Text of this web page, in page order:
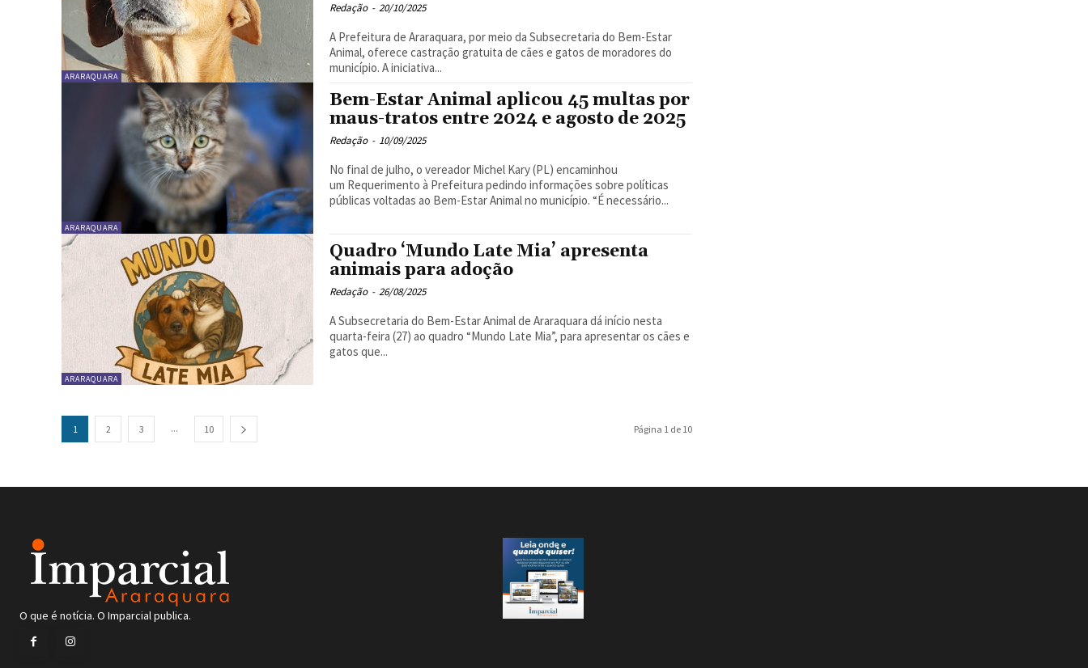
ARARAQUARA
Redação - 20/10/2025
A Prefeitura de Araraquara, por meio da Subsecretaria do Bem-Estar
Animal, oferece castração gratuita de cães e gatos de moradores do
município. A iniciativa...
ARARAQUARA
Bem-Estar Animal aplicou 45 multas por
maus-tratos entre 2024 e agosto de 2025
Redação - 10/09/2025
No final de julho, o vereador Michel Kary (PL) encaminhou
um Requerimento à Prefeitura pedindo informações sobre políticas
públicas voltadas ao Bem-Estar Animal no município. “É necessário...
ARARAQUARA
Quadro ‘Mundo Late Mia’ apresenta
animais para adoção
Redação - 26/08/2025
A Subsecretaria do Bem-Estar Animal de Araraquara dá início nesta
quarta-feira (27) ao quadro “Mundo Late Mia”, para apresentar os cães e
gatos que...
1 2 3 ... 10 Página 1 de 10
O que é notícia. O Imparcial publica.